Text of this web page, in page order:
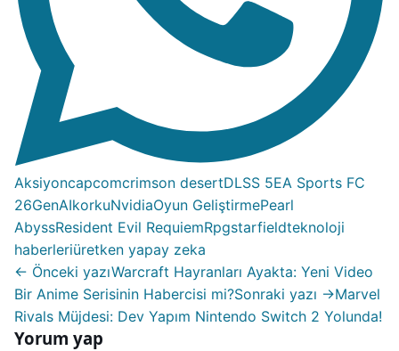
Aksiyoncapcomcrimson desertDLSS 5EA Sports FC
26GenAIkorkuNvidiaOyun GeliştirmePearl
AbyssResident Evil RequiemRpgstarfieldteknoloji
haberleriüretken yapay zeka
← Önceki yazıWarcraft Hayranları Ayakta: Yeni Video
Bir Anime Serisinin Habercisi mi?Sonraki yazı →Marvel
Rivals Müjdesi: Dev Yapım Nintendo Switch 2 Yolunda!
Yorum yap